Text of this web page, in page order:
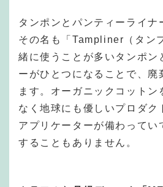
タンポンとパンティーライナ
その名も「Tampliner（タン
緒に使うことが多いタンポン
ーがひとつになることで、廃
ます。オーガニックコットン
なく地球にも優しいプロダク
アプリケーターが備わってい
することもありません。